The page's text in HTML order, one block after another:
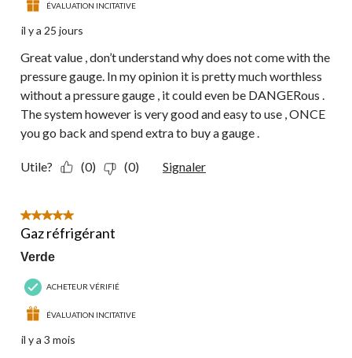
ÉVALUATION INCITATIVE
il y a 25 jours
Great value , don’t understand why does not come with the
pressure gauge. In my opinion it is pretty much worthless
without a pressure gauge , it could even be DANGERous .
The system however is very good and easy to use , ONCE
you go back and spend extra to buy a gauge .
Utile? (0) (0) Signaler
5 étoile(s) sur 5.
Gaz réfrigérant
Verde
ACHETEUR VÉRIFIÉ
ÉVALUATION INCITATIVE
il y a 3 mois